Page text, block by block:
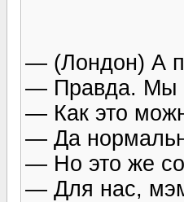
— (Лондон) А
— Правда. Мы
— Как это
— Да
— Но это же
— Для нас,